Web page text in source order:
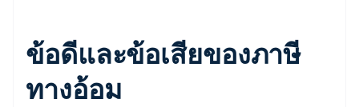
ข้อดีและข้อเสียของภาษี
ทางอ้อม